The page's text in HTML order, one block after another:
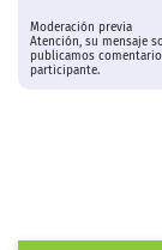
Moderación previa
Atención, su mensaje
publicamos
participante.